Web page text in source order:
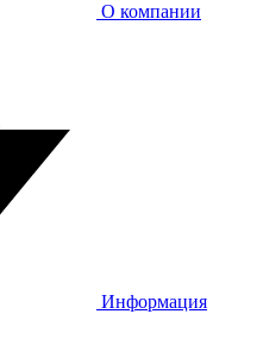
О компании
Информация